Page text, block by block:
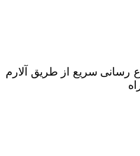
رسانی سریع از طریق آلارم